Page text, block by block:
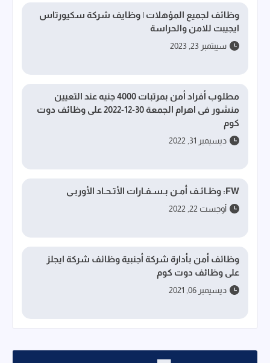
وظائف لجميع المؤهلات | وظايف شركة سكيورتاس
ايجيبت للامن والحراسة
سيبتمبر 23, 2023
مطلوب أفراد أمن بمرتبات 4000 جنيه عند التعيين
منشور فى اهرام الجمعة 30-12-2022 على وظائف دوت
كوم
ديسيمبر 31, 2022
FW: وظـائـف أمـن بـسـفـارات الأتـحـاد الأوربـى
أوجست 22, 2022
وظائف أمن بأدارة شركة أجنبية وظائف شركة ايجلز
على وظائف دوت كوم
ديسيمبر 06, 2021